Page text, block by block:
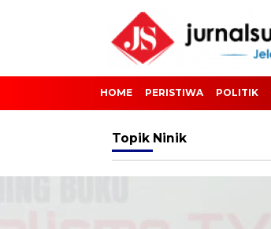
HOME PERISTIWA POLITIK
Topik Ninik